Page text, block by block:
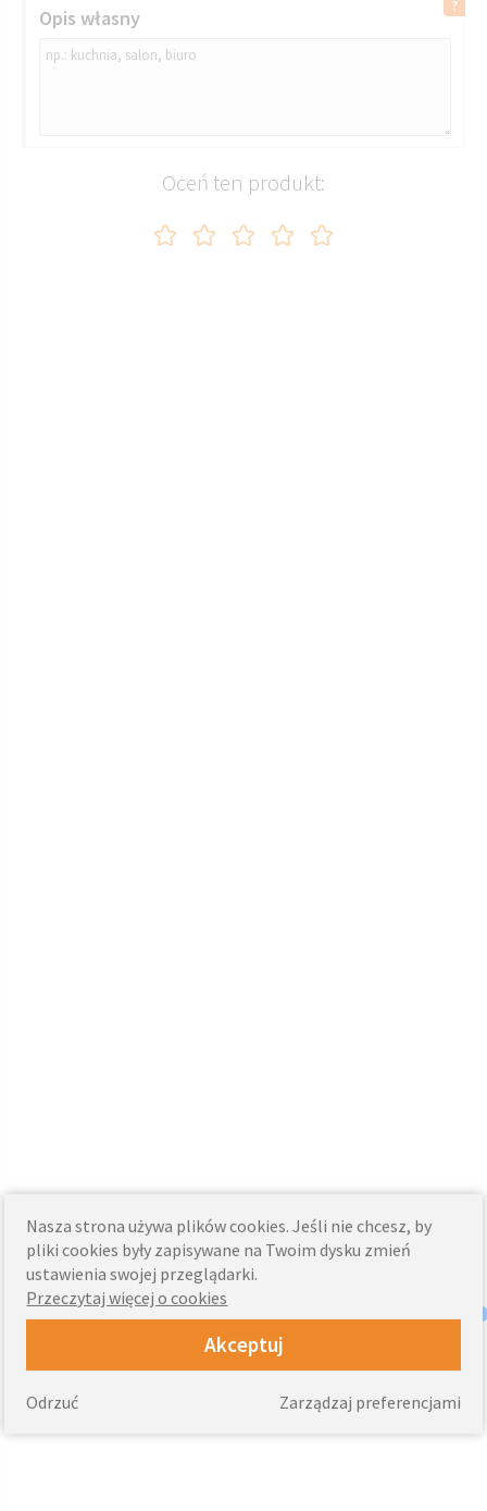
Opis własny
Oceń ten produkt:
Nasza strona używa plików cookies. Jeśli nie chcesz, by
pliki cookies były zapisywane na Twoim dysku zmień
ustawienia swojej przeglądarki.
Przeczytaj więcej o cookies
Akceptuj
Zarządzaj preferencjami
Odrzuć